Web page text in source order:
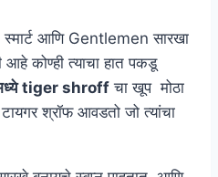
आणि Gentlemen सारखा
आहे कोण्ही त्याचा हात पकडू
tiger shroff चा खूप मोठा
श्रॉफ आवडतो जो त्यांचा